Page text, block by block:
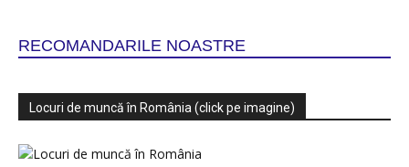
RECOMANDARILE NOASTRE
Locuri de muncă în România (click pe imagine)